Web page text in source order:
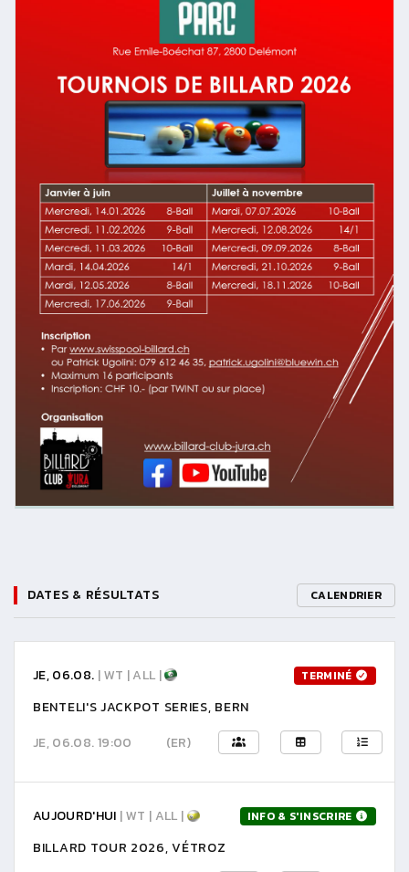
DATES & RÉSULTATS CALENDRIER
JE, 06.08. | WT | ALL | TERMINÉ
BENTELI'S JACKPOT SERIES, BERN
JE, 06.08. 19:00
(ER)
AUJOURD'HUI | WT | ALL | INFO & S'INSCRIRE
BILLARD TOUR 2026, VÉTROZ